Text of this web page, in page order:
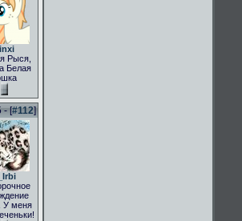
Рыся,
Белая
- [#112]
У меня